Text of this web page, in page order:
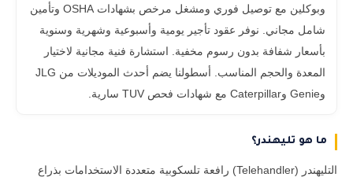
وبوكلين مع توصيل فوري ومشغل مرخص بشهادات OSHA وتأمين
شامل مجاني. نوفر عقود تأجير يومية وأسبوعية وشهرية وسنوية
بأسعار شفافة بدون رسوم مخفية. استشارة فنية مجانية لاختيار
المعدة والحجم المناسب. أسطولنا يضم أحدث الموديلات من JLG
وGenie وCaterpillar مع شهادات فحص TUV سارية.
ما هو تليهندر؟
التليهندر (Telehandler) رافعة تلسكوبية متعددة الاستخدامات بذراع